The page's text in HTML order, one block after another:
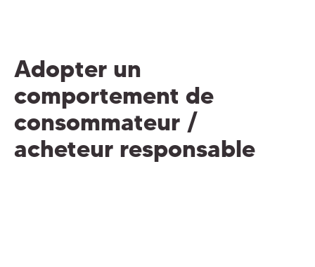
Adopter un
comportement de
consommateur /
acheteur responsable